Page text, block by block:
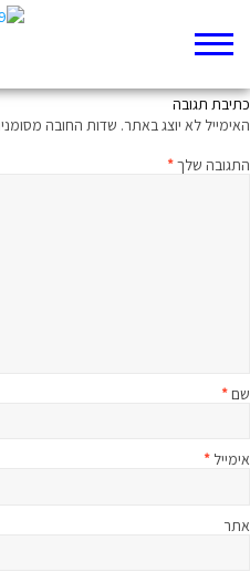
יש המחפשים את אליהו, ויש הבונים עגלים
כתיבת תגובה
האימייל לא יוצג באתר. שדות החובה
התגובה שלך*
שם*
אימייל *
אתר